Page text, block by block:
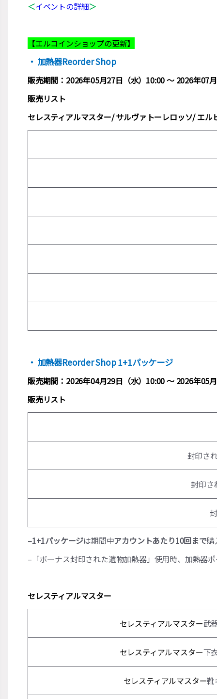
＜イベントの詳細＞
【エルコインショップの更新】
・ 加熱器Reorder Shop
販売期間：2026年05月27日（水）10:00 ～ 2026年07
販売リスト
セレスティアルマスター/ サルヴァトーレロッソ/ エル
・ 加熱器Reorder Shop 1+1パッケージ
販売期間：2026年04月29日（水）10:00 ～ 2026年05
販売リスト
封印さ
封印さ
–1+1パッケージは期間中アカウントあたり10回まで購
–「ボーナス封印された遺物加熱器」使用時、加熱器
セレスティアルマスター
セレスティアルマスター武
セレスティアルマスター下
セレスティアルマスター靴